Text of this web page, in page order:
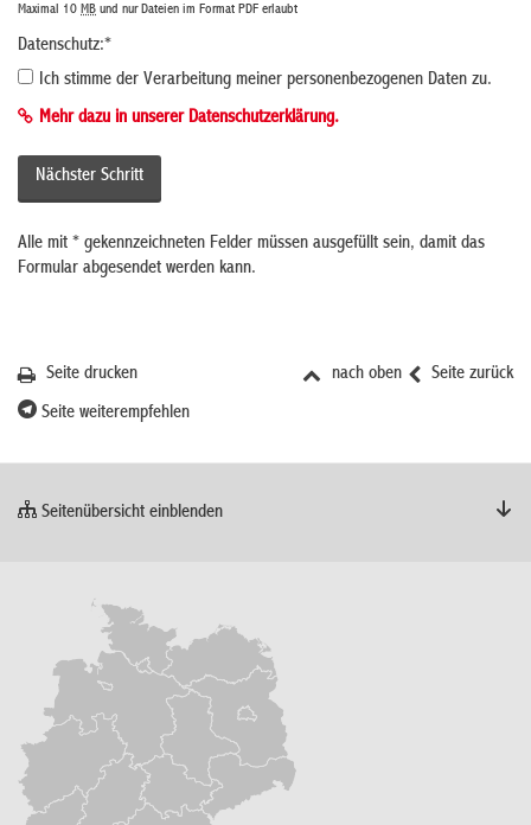
Maximal 10 MB und nur Dateien im Format PDF erlaubt
Datenschutz:*
Ich stimme der Verarbeitung meiner personenbezogenen Daten zu.
Mehr dazu in unserer Datenschutzerklärung.
Alle mit * gekennzeichneten Felder müssen ausgefüllt sein, damit das
Formular abgesendet werden kann.
Seite zurück
nach oben
Seite drucken
Seite weiterempfehlen
Seitenübersicht einblenden